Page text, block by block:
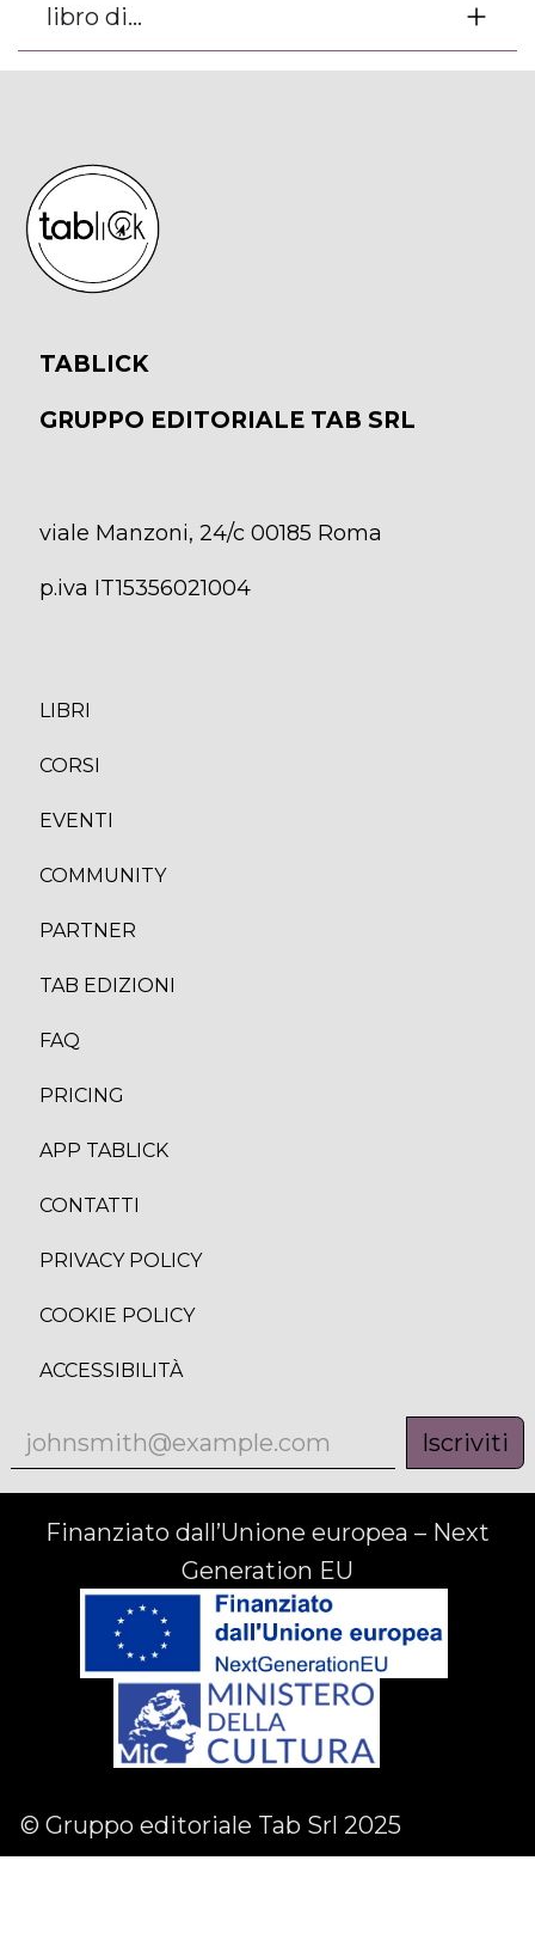
libro di...
TABLICK
GRUPPO EDITORIALE TAB SRL
viale Manzoni, 24/c 00185 Roma
p.iva IT15356021004
LIBRI
CORSI
EVENTI
COMMUNITY
PARTNER
TAB EDIZIONI
FAQ
PRICING
APP TABLICK
CONTATTI
PRIVACY POLICY
COOKIE POLICY
ACCESSIBILITÀ
Iscriviti
Finanziato dall’Unione europea – Next
Generation EU
© Gruppo editoriale Tab Srl 2025